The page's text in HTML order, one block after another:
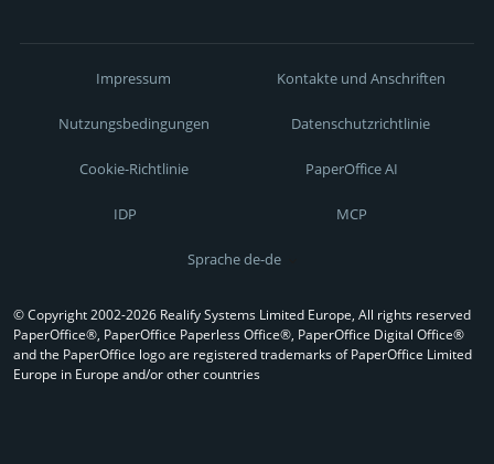
Impressum Kontakte und Anschriften
Nutzungsbedingungen Datenschutzrichtlinie
Cookie-Richtlinie PaperOffice AI
IDP MCP
Sprache de-de
© Copyright 2002-2026 Realify Systems Limited Europe, All rights reserved
PaperOffice®, PaperOffice Paperless Office®, PaperOffice Digital Office®
and the PaperOffice logo are registered trademarks of PaperOffice Limited
Europe in Europe and/or other countries